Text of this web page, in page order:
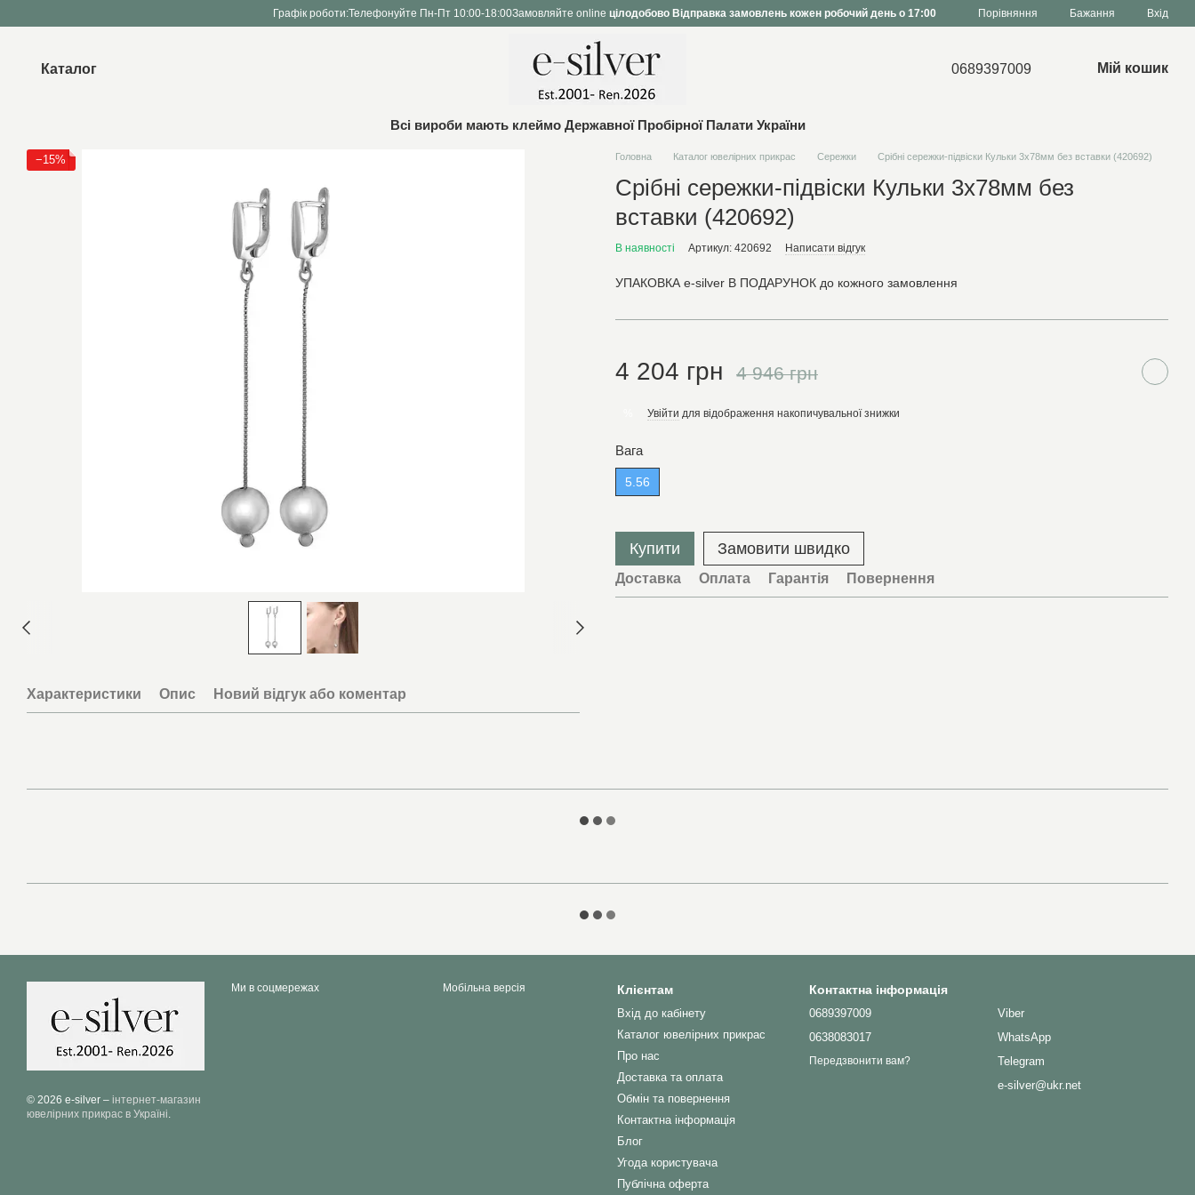
Графік роботи:Телефонуйте Пн-Пт 10:00-18:00Замовляйте online цілодобово Відправка замовлень кожен робочий день о 17:00 Порівняння Бажання Вхід
Каталог 0689397009 Мій кошик
Всі вироби мають клеймо Державної Пробірної Палати України
−15%
Характеристики Опис Новий відгук або коментар
Головна Каталог ювелірних прикрас Сережки Срібні сережки-підвіски Кульки 3х78мм без вставки (420692)
Срібні сережки-підвіски Кульки 3х78мм без
вставки (420692)
В наявності Артикул: 420692 Написати відгук
УПАКОВКА e-silver В ПОДАРУНОК до кожного замовлення
4 204 грн 4 946 грн
Увійти для відображення накопичувальної знижки
Вага
5.56
Купити Замовити швидко
Доставка Оплата Гарантія Повернення
© 2026 e-silver – інтернет-магазин
ювелірних прикрас в Україні.
Ми в соцмережах Мобільна версія Клієнтам
Вхід до кабінету
Каталог ювелірних прикрас
Про нас
Доставка та оплата
Обмін та повернення
Контактна інформація
Блог
Угода користувача
Публічна оферта
Контактна інформація
0689397009
0638083017
Передзвонити вам?
Viber
WhatsApp
Telegram
e-silver@ukr.net